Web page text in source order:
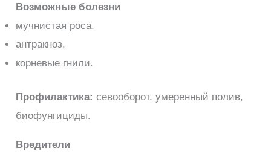
Возможные болезни
мучнистая роса,
антракноз,
корневые гнили.
Профилактика: севооборот, умеренный полив,
биофунгициды.
Вредители